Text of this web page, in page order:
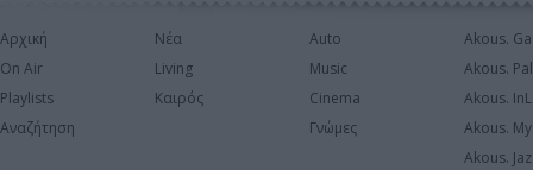
Αρχική
On Air
Playlists
Αναζήτηση
Νέα
Living
Καιρός
Auto
Music
Cinema
Γνώμες
Akous.
Akous.
Akous.
Akous.
Akous.